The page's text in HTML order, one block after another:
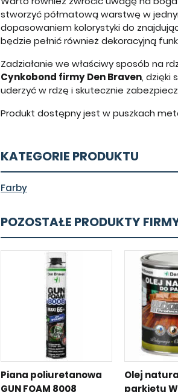
stworzyć półmatową warstwę w
dopasowaniem kolorystyki do
będzie pełnić również dekoracyjną
Zadziałanie we właściwy sposób na
Cynkobond firmy Den Braven, dzięki
uderzyć w rdzę i skutecznie
Produkt dostępny jest w puszkach
KATEGORIE PRODUKTU
Farby
POZOSTAŁE PRODUKTY
Piana poliuretanowa
GUN FOAM 8008
Olej
parkietu